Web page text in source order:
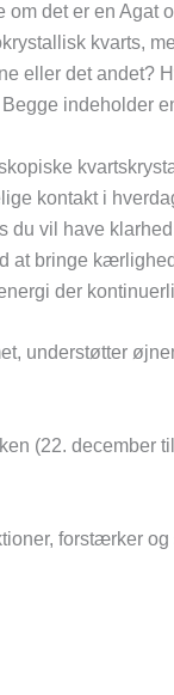
om det er en Agat
kvarts,
eller det andet?
indeholder
kontakt i
vil have
at bringe
der
understøtter
(22. december
forstærker